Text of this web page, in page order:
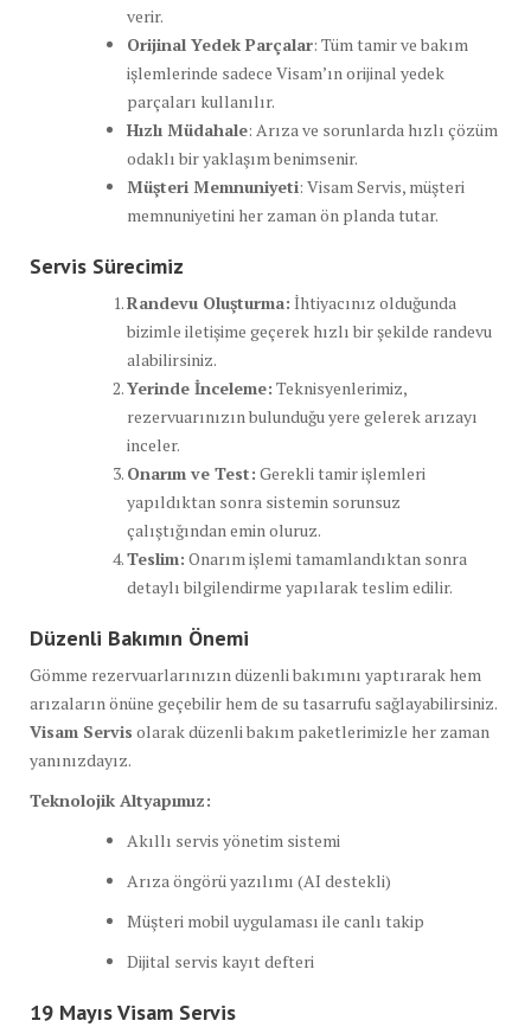
verir.
Orijinal Yedek Parçalar: Tüm tamir ve bakım
işlemlerinde sadece Visam’ın orijinal yedek
parçaları kullanılır.
Hızlı Müdahale: Arıza ve sorunlarda hızlı çözüm
odaklı bir yaklaşım benimsenir.
Müşteri Memnuniyeti: Visam Servis, müşteri
memnuniyetini her zaman ön planda tutar.
Servis Sürecimiz
Randevu Oluşturma: İhtiyacınız olduğunda
bizimle iletişime geçerek hızlı bir şekilde randevu
alabilirsiniz.
Yerinde İnceleme: Teknisyenlerimiz,
rezervuarınızın bulunduğu yere gelerek arızayı
inceler.
Onarım ve Test: Gerekli tamir işlemleri
yapıldıktan sonra sistemin sorunsuz
çalıştığından emin oluruz.
Teslim: Onarım işlemi tamamlandıktan sonra
detaylı bilgilendirme yapılarak teslim edilir.
Düzenli Bakımın Önemi
Gömme rezervuarlarınızın düzenli bakımını yaptırarak hem
arızaların önüne geçebilir hem de su tasarrufu sağlayabilirsiniz.
Visam Servis olarak düzenli bakım paketlerimizle her zaman
yanınızdayız.
Teknolojik Altyapımız:
Akıllı servis yönetim sistemi
Arıza öngörü yazılımı (AI destekli)
Müşteri mobil uygulaması ile canlı takip
Dijital servis kayıt defteri
19 Mayıs Visam Servis